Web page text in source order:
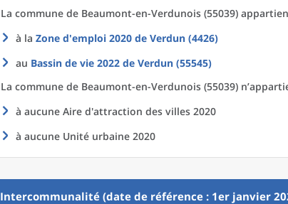
La commune de Beaumont-en-Verdunois (55039)
à la Zone d'emploi 2020 de Verdun (4426)
au Bassin de vie 2022 de Verdun (55545)
La commune de Beaumont-en-Verdunois (55039)
à aucune Aire d'attraction des villes 2020
à aucune Unité urbaine 2020
Intercommunalité (date de référence : 1er janvier